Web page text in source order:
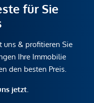
für Sie
uns & profitieren Sie
Ihre Immobilie
den besten Preis.
jetzt.